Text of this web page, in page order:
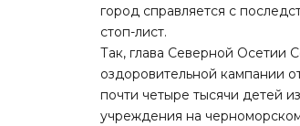
город справляется с
стоп-лист.
Так, глава Северной Осетии
оздоровительной кампании
почти четыре тысячи детей
учреждения на